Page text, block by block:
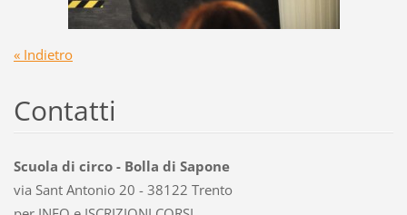
« Indietro
Contatti
Scuola di circo - Bolla di Sapone
via Sant Antonio 20 - 38122 Trento